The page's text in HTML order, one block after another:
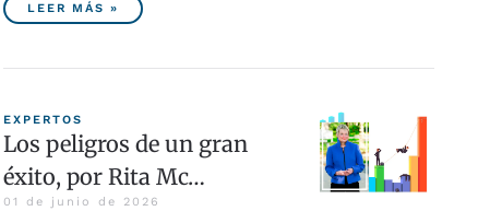
LEER MÁS »
EXPERTOS
Los peligros de un gran
éxito, por Rita Mc…
01 de junio de 2026